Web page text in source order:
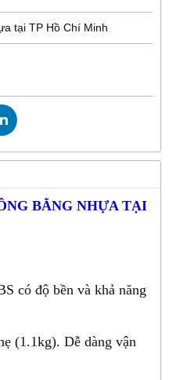
tại TP Hồ Chí Minh
BẰNG NHỰA TẠI
có độ bền và khả năng
(1.1kg). Dễ dàng vận